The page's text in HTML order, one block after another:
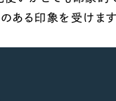
ある印象を受けま